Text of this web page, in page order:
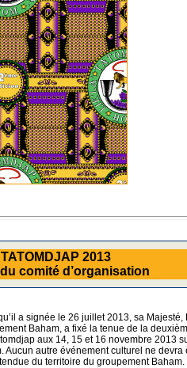
2013
comité d’organisation
a signée le 26 juillet 2013, sa Majesté,
Baham, a fixé la tenue de la
aux 14, 15 et 16 novembre 2013
Aucun autre événement culturel ne devra
du territoire du groupement Baham.